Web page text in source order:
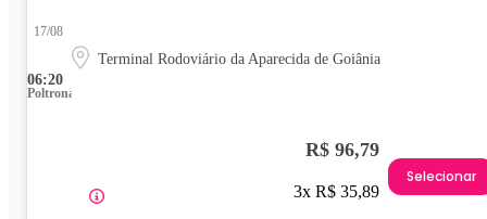
06:20
17/08
Terminal Rodoviário da Aparecida de Goiânia
Poltrona
R$ 96,79
3x R$ 35,89
Selecionar